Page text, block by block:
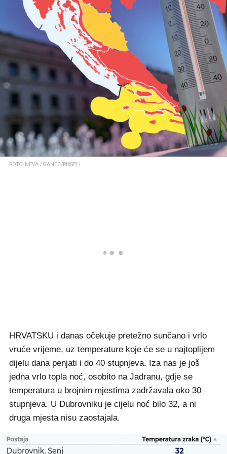
FOTO: NEVA ŽGANEC/PIXSELL
HRVATSKU i danas očekuje pretežno sunčano i vrlo
vruće vrijeme, uz temperature koje će se u najtoplijem
dijelu dana penjati i do 40 stupnjeva. Iza nas je još
jedna vrlo topla noć, osobito na Jadranu, gdje se
temperatura u brojnim mjestima zadržavala oko 30
stupnjeva. U Dubrovniku je cijelu noć bilo 32, a ni
druga mjesta nisu zaostajala.